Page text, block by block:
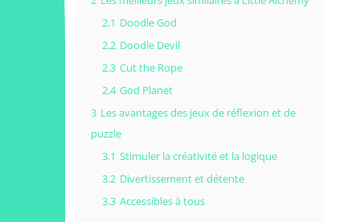
2.1 Doodle God
2.2 Doodle Devil
2.3 Cut the Rope
2.4 God Planet
3 Les avantages des jeux de réflexion et de
puzzle
3.1 Stimuler la créativité et la logique
3.2 Divertissement et détente
3.3 Accessibles à tous